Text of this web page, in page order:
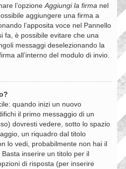
l’opzione Aggiungi la firma nel
aggiungere una firma a
l’apposita voce nel Pannello
fa, è possibile evitare che una
messaggi deselezionando la
all’interno del modulo di invio.
quando inizi un nuovo
il primo messaggio di un
dovresti vedere, sotto lo spazio
un riquadro dal titolo
lo vedi, probabilmente non hai il
inserire un titolo per il
di risposta (per inserire